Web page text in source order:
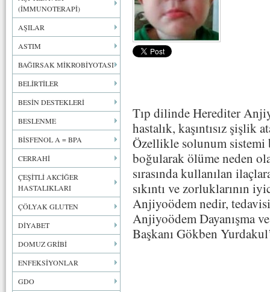
(İMMUNOTERAPİ)
AŞILAR
ASTIM
BAĞIRSAK MİKROBİYOTASI
BELİRTİLER
BESİN DESTEKLERİ
BESLENME
BİSFENOL A = BPA
CERRAHİ
ÇEŞİTLİ AKCİĞER
HASTALIKLARI
ÇÖLYAK GLUTEN
DİYABET
DOMUZ GRİBİ
ENFEKSİYONLAR
GDO
Tıp dilinde Herediter
hastalık, kaşıntısız şişlik
Özellikle solunum sistemi
boğularak ölüme neden
sırasında kullanılan
sıkıntı ve zorluklarının
Anjiyoödem nedir,
Anjiyoödem Dayanışma
Başkanı Gökben